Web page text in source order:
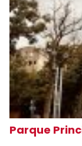
Parque